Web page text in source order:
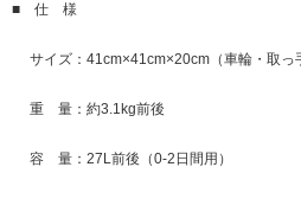
■ 仕 様
サイズ：41cm×41cm×20cm（車輪・取っ
重 量：約3.1kg前後
容 量：27L前後（0-2日間用）